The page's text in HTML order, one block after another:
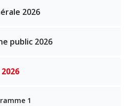
2026
public 2026
1